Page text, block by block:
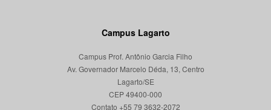
Campus Lagarto
Campus Prof. Antônio Garcia Filho
Av. Governador Marcelo Déda, 13, Centro
Lagarto/SE
CEP 49400-000